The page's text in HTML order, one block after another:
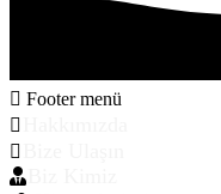
Footer menü